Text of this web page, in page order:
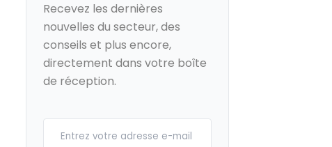
Recevez les dernières
nouvelles du secteur, des
conseils et plus encore,
directement dans votre boîte
de réception.